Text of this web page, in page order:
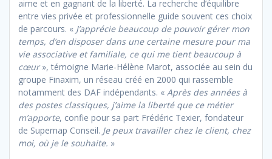
aime et en gagnant de la liberté. La recherche d’équilibre
entre vies privée et professionnelle guide souvent ces choix
de parcours. « J’apprécie beaucoup de pouvoir gérer mon
temps, d’en disposer dans une certaine mesure pour ma
vie associative et familiale, ce qui me tient beaucoup à
cœur», témoigne Marie-Hélène Marot, associée au sein du
groupe Finaxim, un réseau créé en 2000 qui rassemble
notamment des DAF indépendants. « Après des années à
des postes classiques, j’aime la liberté que ce métier
m’apporte, confie pour sa part Frédéric Texier, fondateur
de Supernap Conseil. Je peux travailler chez le client, chez
moi, où je le souhaite. »